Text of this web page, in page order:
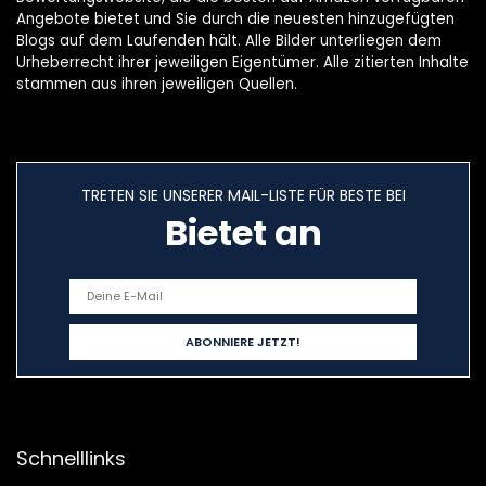
Angebote bietet und Sie durch die neuesten hinzugefügten
Blogs auf dem Laufenden hält. Alle Bilder unterliegen dem
Urheberrecht ihrer jeweiligen Eigentümer. Alle zitierten Inhalte
stammen aus ihren jeweiligen Quellen.
TRETEN SIE UNSERER MAIL-LISTE FÜR BESTE BEI
Bietet an
Schnelllinks